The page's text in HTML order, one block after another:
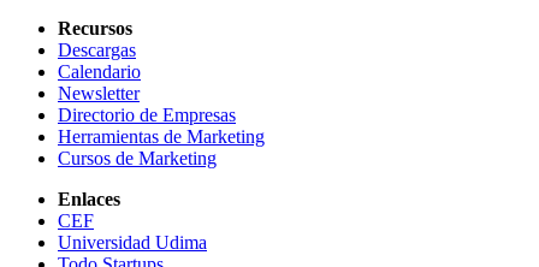
Recursos
Descargas
Calendario
Newsletter
Directorio de Empresas
Herramientas de Marketing
Cursos de Marketing
Enlaces
CEF
Universidad Udima